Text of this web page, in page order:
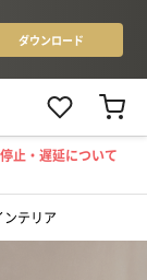
止・遅延について
ンテリア